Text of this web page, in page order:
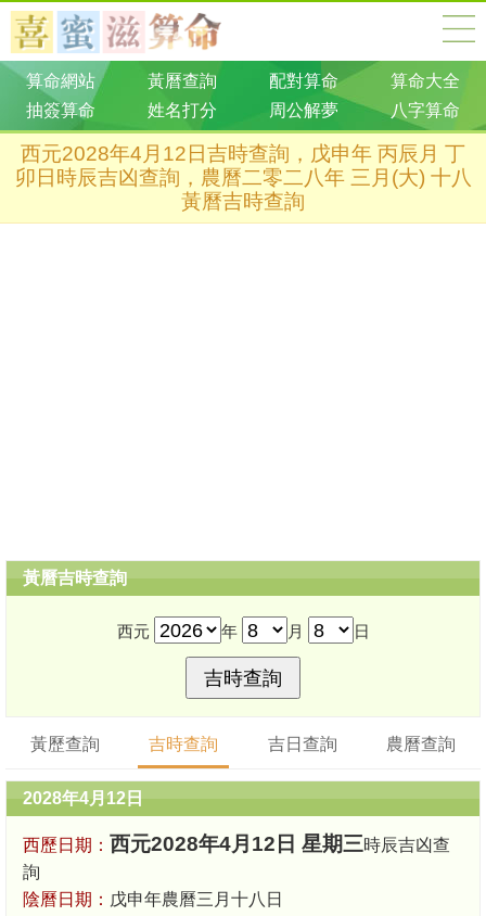
算命網站 黃曆查詢 配對算命
算命大全
抽簽算命
姓名打分 周公解夢 八字算命
西元2028年4月12日吉時查詢，戊申年 丙辰月 丁
卯日時辰吉凶查詢，農曆二零二八年 三月(大) 十八
黃曆吉時查詢
黃曆吉時查詢
西元 年 月 日
黃歷查詢 吉時查詢 吉日查詢 農曆查詢
2028年4月12日
西歷日期： 西元2028年4月12日 星期三時辰吉凶查
詢
陰曆日期： 戊申年農曆三月十八日